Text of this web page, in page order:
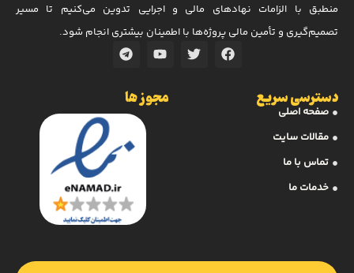
منطبق با الزامات نهادهای مالی و اجرایی تدوین می‌کنیم تا مسیر
تصمیم‌گیری و تأمین مالی پروژه‌ها با اطمینان بیشتری انجام شود.
دسترسی سریع
صفحه اصلی
مقالات سایت
تماس با ما
خدمات ما
مجوز ها